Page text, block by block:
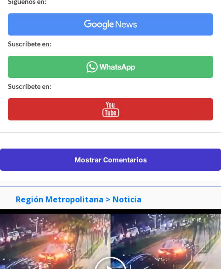
Suscríbete en:
Suscríbete en:
Mostrar Comentarios
Región Metropolitana > Noticia